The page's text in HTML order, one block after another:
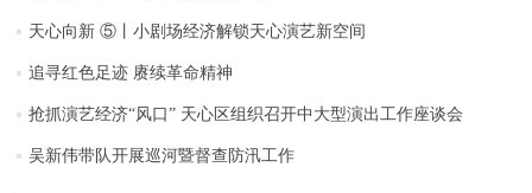
天心向新 ⑤丨小剧场经济解锁天心演艺新空间
追寻红色足迹 赓续革命精神
抢抓演艺经济“风口” 天心区组织召开中大型演出工作座谈会
吴新伟带队开展巡河暨督查防汛工作